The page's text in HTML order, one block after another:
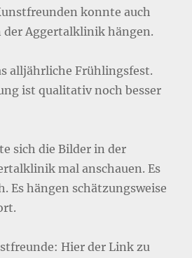
konnte auch
der Aggertalklinik hängen.
alljährliche Frühlingsfest.
ist qualitativ noch besser
sich die Bilder in der
mal anschauen. Es
Es hängen schätzungsweise
Hier der Link zu